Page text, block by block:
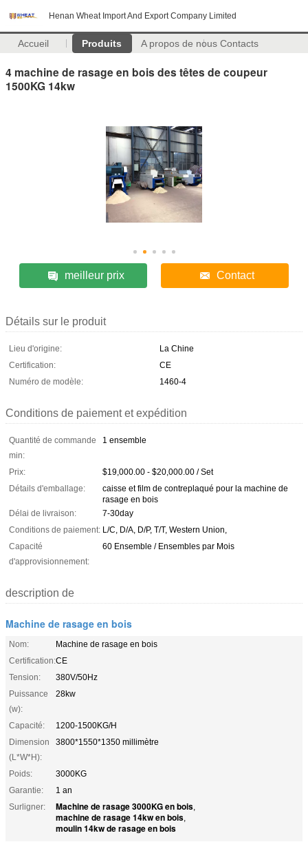
Henan Wheat Import And Export Company Limited
Accueil Produits A propos de nous Contacts
4 machine de rasage en bois des têtes de coupeur
1500KG 14kw
meilleur prix Contact
Détails sur le produit
Lieu d'origine:
La Chine
Certification:
CE
Numéro de modèle:
1460-4
Conditions de paiement et expédition
Quantité de commande
min:
1 ensemble
Prix:
$19,000.00 - $20,000.00 / Set
Détails d'emballage:
caisse et film de contreplaqué pour la machine de
rasage en bois
Délai de livraison:
7-30day
Conditions de paiement: L/C, D/A, D/P, T/T, Western Union,
Capacité
d'approvisionnement:
60 Ensemble / Ensembles par Mois
description de
Machine de rasage en bois
Nom:
Machine de rasage en bois
Certification:CE
Tension:
380V/50Hz
Puissance
(w):
28kw
Capacité:
1200-1500KG/H
Dimension
(L*W*H):
3800*1550*1350 millimètre
Poids:
3000KG
Garantie:
1 an
Surligner:
Machine de rasage 3000KG en bois,
machine de rasage 14kw en bois,
moulin 14kw de rasage en bois